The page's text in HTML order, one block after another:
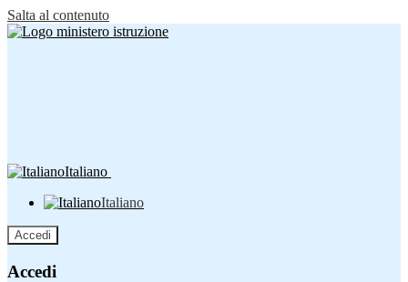
Salta al contenuto
Italiano
Italiano
Accedi
Accedi